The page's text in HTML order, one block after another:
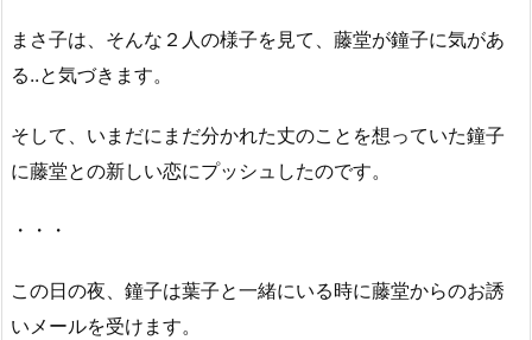
まさ子は、そんな２人の様子を見て、藤堂が鐘子に気があ
る..と気づきます。
そして、いまだにまだ分かれた丈のことを想っていた鐘子
に藤堂との新しい恋にプッシュしたのです。
・・・
この日の夜、鐘子は葉子と一緒にいる時に藤堂からのお誘
いメールを受けます。